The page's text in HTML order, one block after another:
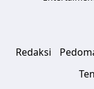
Redaksi